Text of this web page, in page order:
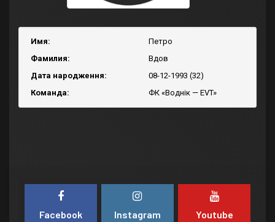
Имя:
Петро
Фамилия:
Вдов
Дата народження:
08-12-1993 (32)
Команда:
ФК «Воднік — EVT»
Facebook Instagram Youtube